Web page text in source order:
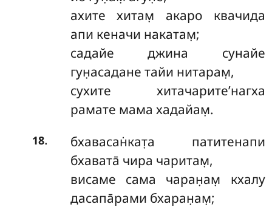
ахите хитам̣ акаро квачида
апи кеначи накатам̣;
садайе джина сунайе
гун̣асадане тайи нитарам̣,
сухите хитачарите’нагха
рамате мама хадайам̣.
18.
бхавасан̇кат̣а патитенапи
бхавата̄ чира чаритам̣,
висаме сама чаран̣ам̣ кхалу
дасапа̄рами бхаран̣ам̣;